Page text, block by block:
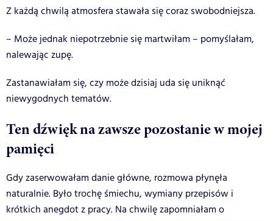
Z każdą chwilą atmosfera stawała się coraz swobodniejsza.
– Może jednak niepotrzebnie się martwiłam – pomyślałam,
nalewając zupę.
Zastanawiałam się, czy może dzisiaj uda się uniknąć
niewygodnych tematów.
Ten dźwięk na zawsze pozostanie w mojej
pamięci
Gdy zaserwowałam danie główne, rozmowa płynęła
naturalnie. Było trochę śmiechu, wymiany przepisów i
krótkich anegdot z pracy. Na chwilę zapomniałam o